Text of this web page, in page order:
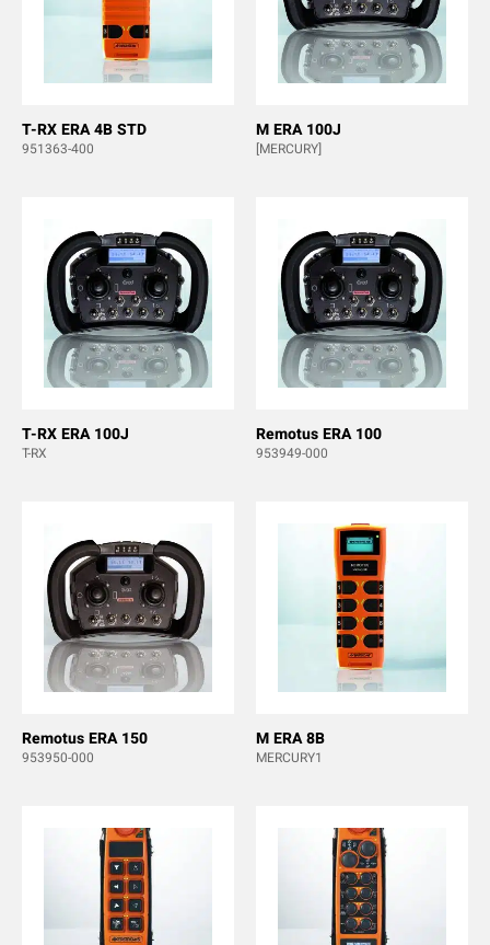
T-RX ERA 4B STD
951363-400
M ERA 100J
[MERCURY]
T-RX ERA 100J
T-RX
Remotus ERA 100
953949-000
Remotus ERA 150
953950-000
M ERA 8B
MERCURY1